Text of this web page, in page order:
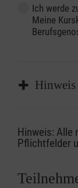
Ich werde
Meine
Sofern
Ihrer
Hinweis: Alle
Pflichtfelder